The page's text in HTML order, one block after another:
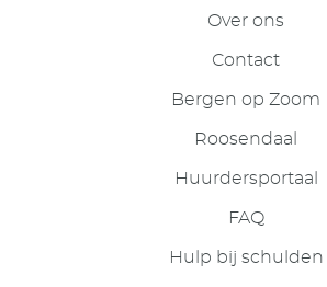
Over ons
Contact
Bergen op Zoom
Roosendaal
Huurdersportaal
FAQ
Hulp bij schulden